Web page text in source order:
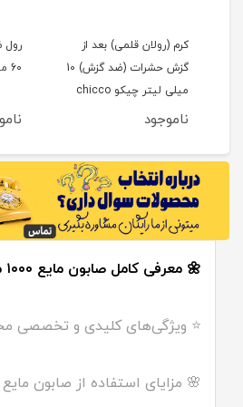
کرم (رولان قلمی) بعد از
گزش حشرات (ضد گزش) 10
میلی لیتر چیکو chicco
ناموجود
60 میلی لیتر چیکو chicco
🌼 معرفی کامل صابون مایع ۱۰۰۰ میلی‌لیتر بی‌بی‌لند:
⭐ ویژگی‌های کلیدی و تخصصی
🌸 مزایای استفاده از صابون مایع